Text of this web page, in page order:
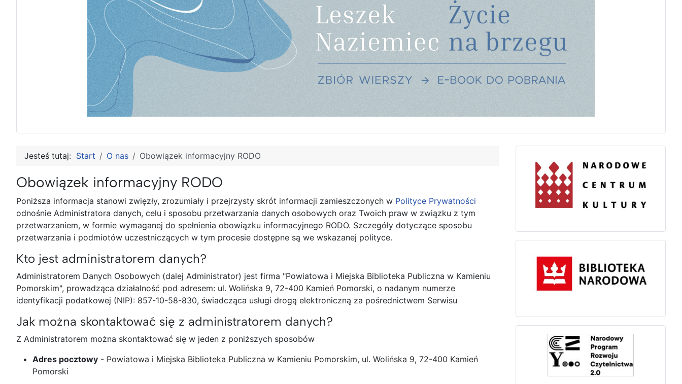
Jesteś tutaj: Start O nas Obowiązek informacyjny RODO
Obowiązek informacyjny RODO
Poniższa informacja stanowi zwięzły, zrozumiały i przejrzysty skrót informacji zamieszczonych w Polityce Prywatności
odnośnie Administratora danych, celu i sposobu przetwarzania danych osobowych oraz Twoich praw w związku z tym
przetwarzaniem, w formie wymaganej do spełnienia obowiązku informacyjnego RODO. Szczegóły dotyczące sposobu
przetwarzania i podmiotów uczestniczących w tym procesie dostępne są we wskazanej polityce.
Kto jest administratorem danych?
Administratorem Danych Osobowych (dalej Administrator) jest firma "Powiatowa i Miejska Biblioteka Publiczna w Kamieniu
Pomorskim", prowadząca działalność pod adresem: ul. Wolińska 9, 72-400 Kamień Pomorski, o nadanym numerze
identyfikacji podatkowej (NIP): 857-10-58-830, świadcząca usługi drogą elektroniczną za pośrednictwem Serwisu
Jak można skontaktować się z administratorem danych?
Z Administratorem można skontaktować się w jeden z poniższych sposobów
Adres pocztowy - Powiatowa i Miejska Biblioteka Publiczna w Kamieniu Pomorskim, ul. Wolińska 9, 72-400 Kamień
Pomorski